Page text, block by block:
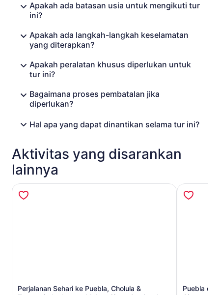
Apakah ada batasan usia untuk mengikuti tur
ini?
Apakah ada langkah-langkah keselamatan
yang diterapkan?
Apakah peralatan khusus diperlukan untuk
tur ini?
Bagaimana proses pembatalan jika
diperlukan?
Hal apa yang dapat dinantikan selama tur ini?
Aktivitas yang disarankan
lainnya
Perjalanan Sehari ke Puebla, Cholula &
Buka di tab baru
Puebla